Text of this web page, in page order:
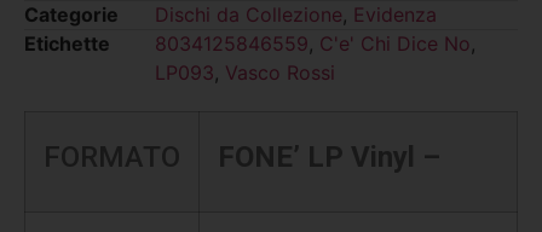
Categorie
Dischi da Collezione, Evidenza
Etichette
8034125846559, C'e' Chi Dice No,
LP093, Vasco Rossi
FORMATO FONE’ LP Vinyl –